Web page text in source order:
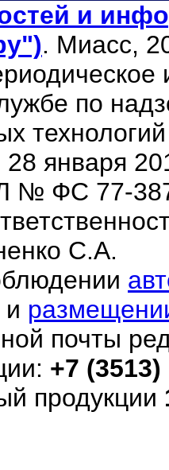
и
. Миасс,
по
января
№ ФС 77-
С.А.
и
почты
+7
продукции